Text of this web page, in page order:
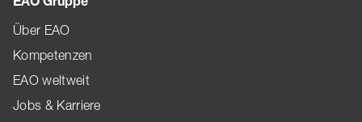
Über EAO
Kompetenzen
EAO weltweit
Jobs & Karriere